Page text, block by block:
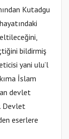
Kutadgu
bildirmiş
yani ulu’l
İslam
devlet
Devlet
eserlere